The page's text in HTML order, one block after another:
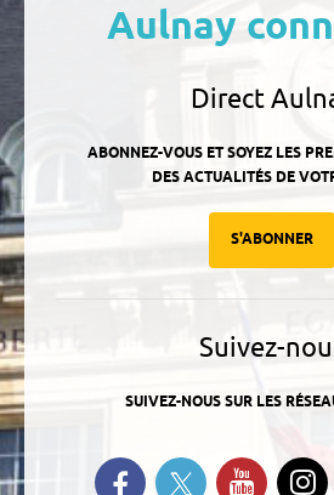
Aulnay
Direct
ABONNEZ-VOUS ET SOYEZ LES
DES ACTUALITÉS DE
S'ABONNER
Suivez-
SUIVEZ-NOUS SUR LES
Retrouvez-nous sur
Suivez-nous